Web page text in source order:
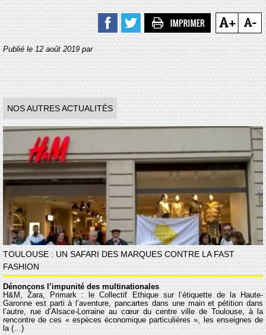
Publié le 12 août 2019 par
NOS AUTRES ACTUALITÉS
TOULOUSE : UN SAFARI DES MARQUES CONTRE LA FAST
FASHION
Dénonçons l’impunité des multinationales
H&M, Zara, Primark : le Collectif Éthique sur l’étiquette de la Haute-
Garonne est parti à l’aventure, pancartes dans une main et pétition dans
l’autre, rue d’Alsace-Lorraine au cœur du centre ville de Toulouse, à la
rencontre de ces « espèces économique particulières », les enseignes de
la (…)